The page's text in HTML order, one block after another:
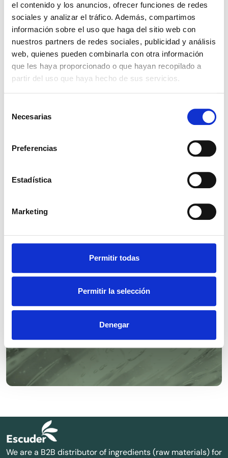
el contenido y los anuncios, ofrecer funciones de redes
sociales y analizar el tráfico. Además, compartimos
información sobre el uso que haga del sitio web con
nuestros partners de redes sociales, publicidad y análisis
web, quienes pueden combinarla con otra información
que les haya proporcionado o que hayan recopilado a
partir del uso que haya hecho de sus servicios.
Necesarias
Preferencias
Estadística
Marketing
Permitir todas
Permitir la selección
Denegar
25KG
Related ingredients
YLANG ESSENCE, ECOCERT
WHITE MUSK ESSENCE
We are a B2B distributor of ingredients (raw materials) for